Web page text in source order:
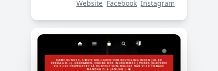
Website Facebook Instagram